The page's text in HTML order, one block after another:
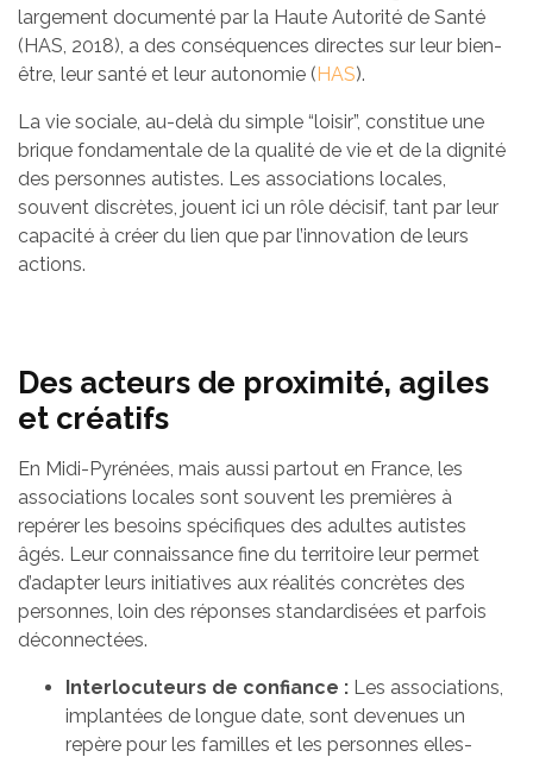
largement documenté par la Haute Autorité de Santé
(HAS, 2018), a des conséquences directes sur leur bien-
être, leur santé et leur autonomie (HAS).
La vie sociale, au-delà du simple “loisir”, constitue une
brique fondamentale de la qualité de vie et de la dignité
des personnes autistes. Les associations locales,
souvent discrètes, jouent ici un rôle décisif, tant par leur
capacité à créer du lien que par l’innovation de leurs
actions.
Des acteurs de proximité, agiles
et créatifs
En Midi-Pyrénées, mais aussi partout en France, les
associations locales sont souvent les premières à
repérer les besoins spécifiques des adultes autistes
âgés. Leur connaissance fine du territoire leur permet
d’adapter leurs initiatives aux réalités concrètes des
personnes, loin des réponses standardisées et parfois
déconnectées.
Interlocuteurs de confiance : Les associations,
implantées de longue date, sont devenues un
repère pour les familles et les personnes elles-